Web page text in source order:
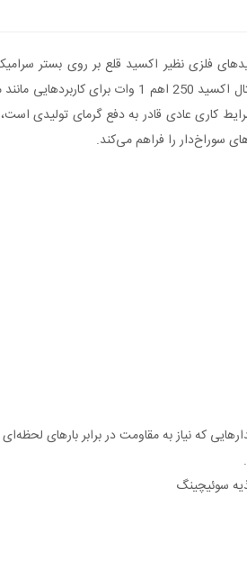
فلزی نظیر اکسید قلع بر روی بستر
شوک‌های ولتاژی مقاوم باشد.
سوراخ‌دار را فراهم می‌کند.
که نیاز به مقاومت در برابر بارهای
سوئیچینگ